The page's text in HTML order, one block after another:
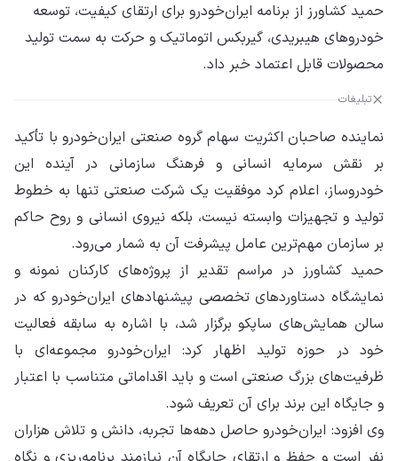
حمید کشاورز از برنامه ایران‌خودرو برای ارتقای کیفیت، توسعه
خودروهای هیبریدی، گیربکس اتوماتیک و حرکت به سمت تولید
محصولات قابل اعتماد خبر داد.
تبلیغات
نماینده صاحبان اکثریت سهام گروه صنعتی ایران‌خودرو با تأکید
بر نقش سرمایه انسانی و فرهنگ سازمانی در آینده این
خودروساز، اعلام کرد موفقیت یک شرکت صنعتی تنها به خطوط
تولید و تجهیزات وابسته نیست، بلکه نیروی انسانی و روح حاکم
بر سازمان مهم‌ترین عامل پیشرفت آن به شمار می‌رود.
حمید کشاورز در مراسم تقدیر از پروژه‌های کارکنان نمونه و
نمایشگاه دستاوردهای تخصصی پیشنهادهای ایران‌خودرو که در
سالن همایش‌های ساپکو برگزار شد، با اشاره به سابقه فعالیت
خود در حوزه تولید اظهار کرد: ایران‌خودرو مجموعه‌ای با
ظرفیت‌های بزرگ صنعتی است و باید اقداماتی متناسب با اعتبار
و جایگاه این برند برای آن تعریف شود.
وی افزود: ایران‌خودرو حاصل دهه‌ها تجربه، دانش و تلاش هزاران